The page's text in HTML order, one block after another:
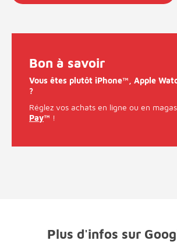
Bon à savoir
Vous êtes plutôt iPhone™, Apple
?
Réglez vos achats en ligne ou en
Pay™ !
Plus d'infos sur